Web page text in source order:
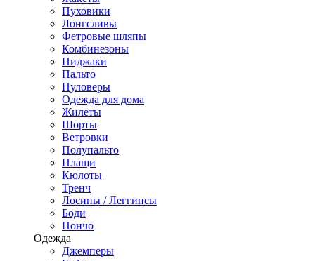
Пуховики
Лонгсливы
Фетровые шляпы
Комбинезоны
Пиджаки
Пальто
Пуловеры
Одежда для дома
Жилеты
Шорты
Ветровки
Полупальто
Плащи
Кюлоты
Тренч
Лосины / Леггинсы
Боди
Пончо
Одежда
Джемперы